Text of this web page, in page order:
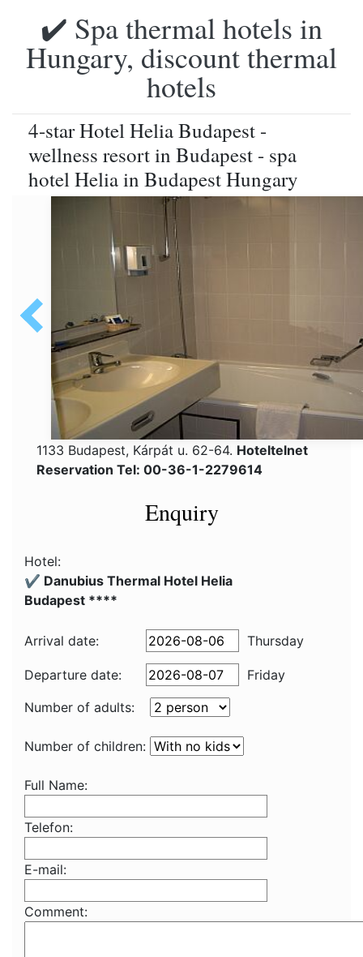
✔️ Spa thermal hotels in
Hungary, discount thermal
hotels
4-star Hotel Helia Budapest -
wellness resort in Budapest - spa
hotel Helia in Budapest Hungary
1133 Budapest, Kárpát u. 62-64. Hoteltelnet
Reservation Tel: 00-36-1-2279614
Enquiry
Hotel:
✔️ Danubius Thermal Hotel Helia
Budapest ****
Arrival date: Thursday
Departure date:
Friday
Number of adults:
Number of children:
Full Name:
Telefon:
E-mail:
Comment: